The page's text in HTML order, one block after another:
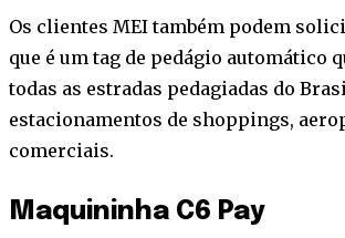
Os clientes MEI também podem
que é um tag de pedágio automático
todas as estradas pedagiadas do
estacionamentos de shoppings,
comerciais.
Maquininha C6 Pay